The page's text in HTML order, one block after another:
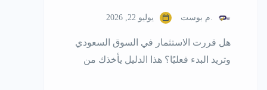
.م بوست يوليو 22, 2026
هل قررت الاستثمار في السوق السعودي
وتريد البدء فعليًا؟ هذا الدليل يأخذك من